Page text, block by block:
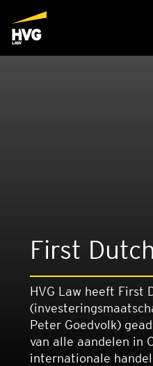
First
HVG Law heeft First
Peter Goedvolk)
van alle aandelen in
internationale